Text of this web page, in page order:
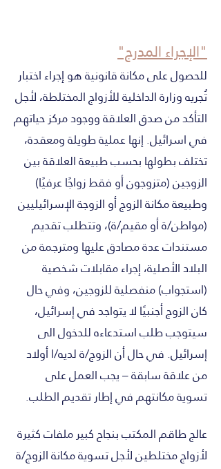
"الإجراء المدرج"
للحصول على مكانة قانونية هو إجراء اختبار
تُجريه وزارة الداخلية للأزواج المختلطة، لأجل
التأكد من صدق العلاقة ووجود مركز حياتهم
في اسرائيل. إنها عملية طويلة ومعقدة،
تختلف بطولها بحسب طبيعة العلاقة بين
الزوجين (متزوجون أو فقط زواجًا عرفيًا)
وطبيعة مكانة الزوج أو الزوجة الإسرائيليين
(مواطن/ة أو مقيم/ة)، وتتطلب تقديم
مستندات عدة مصادق عليها ومترجمة من
البلاد الأصلية، إجراء مقابلات شخصية
(استجواب) منفصلية للزوجين، وفي حال
كان الزوج أجنبيًا لا يتواجد في إسرائيل،
سيتوجب طلب استدعاءه للدخول الى
إسرائيل. في حال أن الزوج/ة لديه/ا أولاد
من علاقة سابقة – يجب العمل على
تسوية مكانتهم في إطار تقديم الطلب.
عالج طاقم المكتب بنجاح كبير ملفات كثيرة
لأزواج مختلطين لأجل تسوية مكانة الزوج/ة